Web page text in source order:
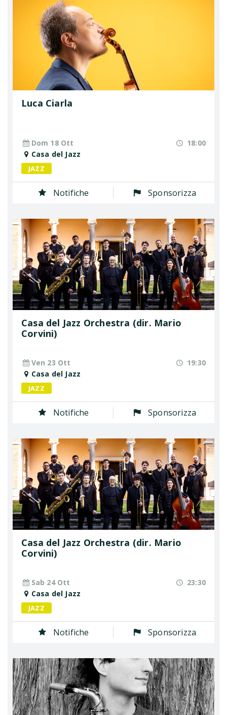
Luca Ciarla
Dom 18 Ott
18:00
Casa del Jazz
JAZZ
Notifiche Sponsorizza
Casa del Jazz Orchestra (dir. Mario
Corvini)
Ven 23 Ott
19:30
Casa del Jazz
JAZZ
Notifiche Sponsorizza
Casa del Jazz Orchestra (dir. Mario
Corvini)
Sab 24 Ott
23:30
Casa del Jazz
JAZZ
Notifiche Sponsorizza